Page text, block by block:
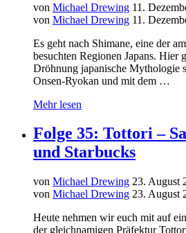
von Michael Drewing 11.
von Michael Drewing 11.
Es geht nach Shimane, eine der
besuchten Regionen Japans. Hier
Dröhnung japanische Mythologie
Onsen-Ryokan und mit dem …
Mehr lesen
Folge 35: Tottori –
und Starbucks
von Michael Drewing 23. August
von Michael Drewing 23. August
Heute nehmen wir euch mit auf
der gleichnamigen Präfektur